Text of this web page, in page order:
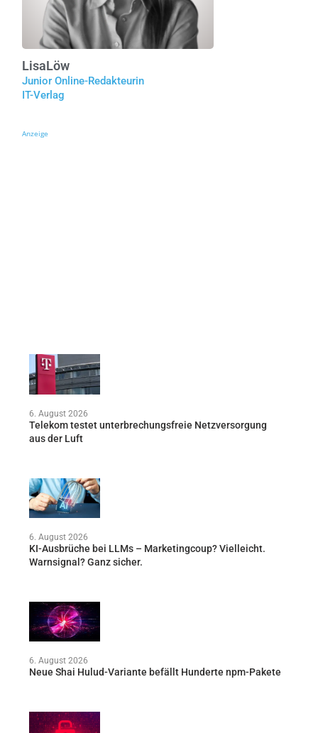
LisaLöw
Junior Online-Redakteurin
IT-Verlag
Anzeige
6. August 2026
Telekom testet unterbrechungsfreie Netzversorgung
aus der Luft
6. August 2026
KI-Ausbrüche bei LLMs – Marketingcoup? Vielleicht.
Warnsignal? Ganz sicher.
6. August 2026
Neue Shai Hulud-Variante befällt Hunderte npm-Pakete